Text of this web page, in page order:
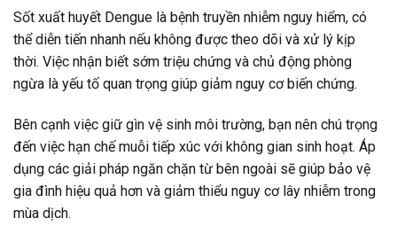
Sốt xuất huyết Dengue là bệnh truyền nhiễm nguy hiểm, có
thể diễn tiến nhanh nếu không được theo dõi và xử lý kịp
thời. Việc nhận biết sớm triệu chứng và chủ động phòng
ngừa là yếu tố quan trọng giúp giảm nguy cơ biến chứng.
Bên cạnh việc giữ gìn vệ sinh môi trường, bạn nên chú trọng
đến việc hạn chế muỗi tiếp xúc với không gian sinh hoạt. Áp
dụng các giải pháp ngăn chặn từ bên ngoài sẽ giúp bảo vệ
gia đình hiệu quả hơn và giảm thiểu nguy cơ lây nhiễm trong
mùa dịch.